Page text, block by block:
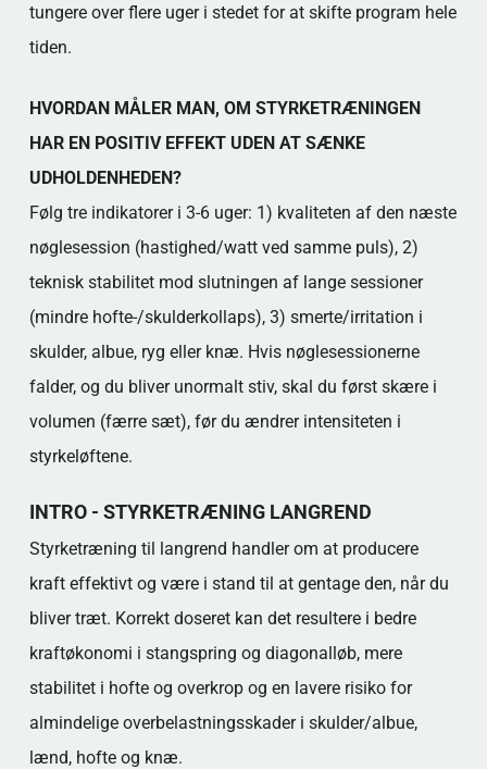
tungere over flere uger i stedet for at skifte program hele
tiden.
HVORDAN MÅLER MAN, OM STYRKETRÆNINGEN
HAR EN POSITIV EFFEKT UDEN AT SÆNKE
UDHOLDENHEDEN?
Følg tre indikatorer i 3-6 uger: 1) kvaliteten af den næste
nøglesession (hastighed/watt ved samme puls), 2)
teknisk stabilitet mod slutningen af lange sessioner
(mindre hofte-/skulderkollaps), 3) smerte/irritation i
skulder, albue, ryg eller knæ. Hvis nøglesessionerne
falder, og du bliver unormalt stiv, skal du først skære i
volumen (færre sæt), før du ændrer intensiteten i
styrkeløftene.
INTRO - STYRKETRÆNING LANGREND
Styrketræning til langrend handler om at producere
kraft effektivt og være i stand til at gentage den, når du
bliver træt. Korrekt doseret kan det resultere i bedre
kraftøkonomi i stangspring og diagonalløb, mere
stabilitet i hofte og overkrop og en lavere risiko for
almindelige overbelastningsskader i skulder/albue,
lænd, hofte og knæ.